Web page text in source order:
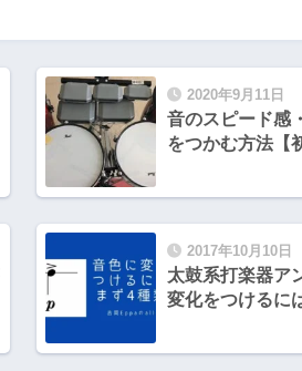
2020年9月11日
音のスピード感
をつかむ方法【
2017年10月10日
太鼓系打楽器ア
変化をつけるに